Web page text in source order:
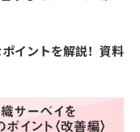
イントを解説！資料